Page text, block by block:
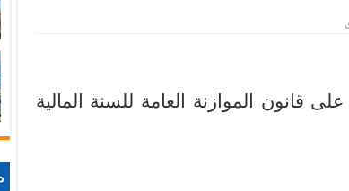
قانون الموازنة العامة للسنة المالية